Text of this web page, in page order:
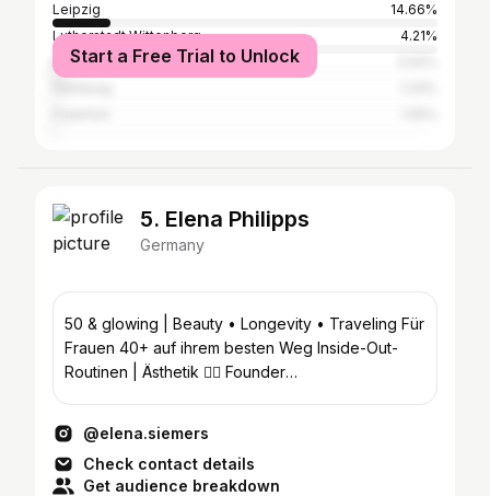
Leipzig
14.66%
Lutherstadt Wittenberg
4.21%
Berlin
Start a Free Trial to Unlock
5. Elena Philipps
Germany
50 & glowing | Beauty • Longevity • Traveling Für
Frauen 40+ auf ihrem besten Weg Inside-Out-
Routinen | Ästhetik 👩‍⚕️ Founder
@elena.siemers
Check contact details
Get audience breakdown